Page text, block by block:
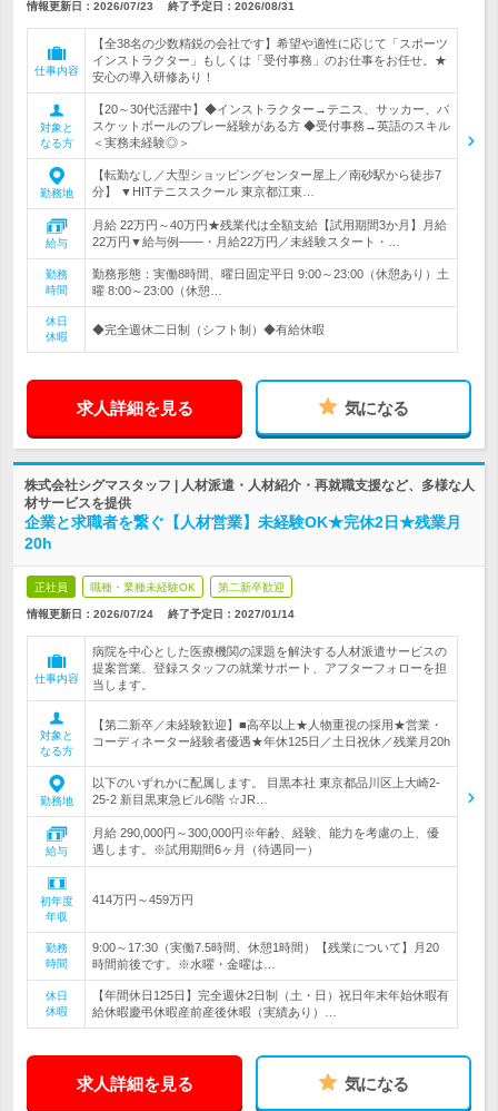
情報更新日：2026/07/23 終了予定日： 2026/08/31
仕事内容
【全38名の少数精鋭の会社です】希望や適性に応じて「スポーツ
インストラクター」もしくは「受付事務」のお仕事をお任せ。★
安心の導入研修あり！
対象と
なる方
【20～30代活躍中】◆インストラクター→テニス、サッカー、バ
スケットボールのプレー経験がある方 ◆受付事務→英語のスキル
＜実務未経験◎＞
勤務地
【転勤なし／大型ショッピングセンター屋上／南砂駅から徒歩7
分】 ▼HITテニススクール 東京都江東…
給与
月給 22万円～40万円★残業代は全額支給【試用期間3か月】月給
22万円▼給与例――・月給22万円／未経験スタート・…
勤務
時間
勤務形態：実働8時間、曜日固定平日 9:00～23:00（休憩あり）土
曜 8:00～23:00（休憩…
休日
休暇
◆完全週休二日制（シフト制）◆有給休暇
求人詳細を見る 気になる
株式会社シグマスタッフ | 人材派遣・人材紹介・再就職支援など、多様な人
材サービスを提供
企業と求職者を繋ぐ【人材営業】未経験OK★完休2日★残業月
20h
正社員 職種・業種未経験OK 第二新卒歓迎
情報更新日：2026/07/24 終了予定日： 2027/01/14
仕事内容
病院を中心とした医療機関の課題を解決する人材派遣サービスの
提案営業、登録スタッフの就業サポート、アフターフォローを担
当します。
対象と
なる方
【第二新卒／未経験歓迎】■高卒以上★人物重視の採用★営業・
コーディネーター経験者優遇★年休125日／土日祝休／残業月20h
勤務地
以下のいずれかに配属します。 目黒本社 東京都品川区上大崎2-
25-2 新目黒東急ビル6階 ☆JR…
給与
月給 290,000円～300,000円※年齢、経験、能力を考慮の上、優
遇します。※試用期間6ヶ月（待遇同一）
初年度
年収
414万円～459万円
勤務
時間
9:00～17:30（実働7.5時間、休憩1時間）【残業について】月20
時間前後です。※水曜・金曜は…
休日
休暇
【年間休日125日】完全週休2日制（土・日）祝日年末年始休暇有
給休暇慶弔休暇産前産後休暇（実績あり）…
求人詳細を見る 気になる